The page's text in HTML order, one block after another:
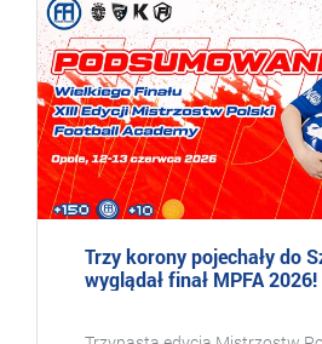
Trzy korony pojechały do
wyglądał finał MPFA 2026!